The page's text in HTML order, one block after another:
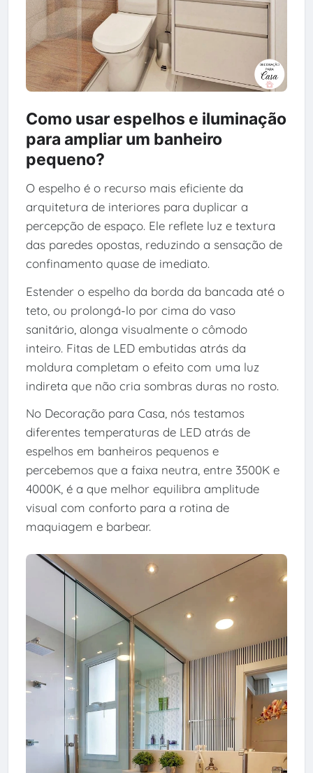
Como usar espelhos e iluminação
para ampliar um banheiro
pequeno?
O espelho é o recurso mais eficiente da
arquitetura de interiores para duplicar a
percepção de espaço. Ele reflete luz e textura
das paredes opostas, reduzindo a sensação de
confinamento quase de imediato.
Estender o espelho da borda da bancada até o
teto, ou prolongá-lo por cima do vaso
sanitário, alonga visualmente o cômodo
inteiro. Fitas de LED embutidas atrás da
moldura completam o efeito com uma luz
indireta que não cria sombras duras no rosto.
No Decoração para Casa, nós testamos
diferentes temperaturas de LED atrás de
espelhos em banheiros pequenos e
percebemos que a faixa neutra, entre 3500K e
4000K, é a que melhor equilibra amplitude
visual com conforto para a rotina de
maquiagem e barbear.